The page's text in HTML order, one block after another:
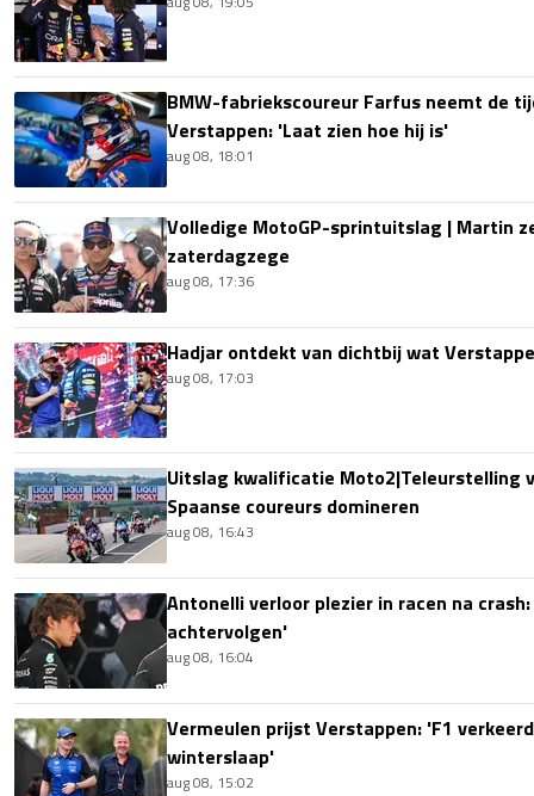
BMW-fabriekscoureur Farfus neemt de
Verstappen: 'Laat zien hoe hij is'
aug 08, 18:01
Volledige MotoGP-sprintuitslag | Martin
zaterdagzege
aug 08, 17:36
Hadjar ontdekt van dichtbij wat
aug 08, 17:03
Uitslag kwalificatie Moto2|Teleurstelling
Spaanse coureurs domineren
aug 08, 16:43
Antonelli verloor plezier in racen na
achtervolgen'
aug 08, 16:04
Vermeulen prijst Verstappen: 'F1
winterslaap'
aug 08, 15:02